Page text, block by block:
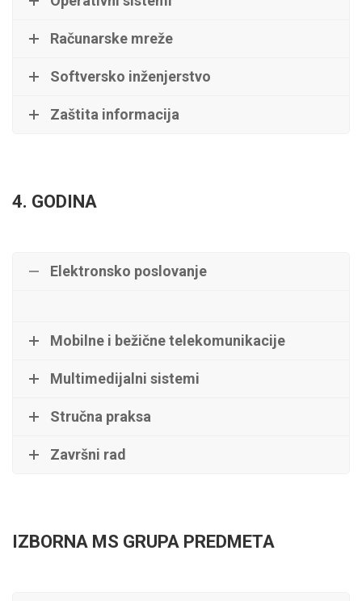
Računarske mreže
Softversko inženjerstvo
Zaštita informacija
4. GODINA
Elektronsko poslovanje
Mobilne i bežične telekomunikacije
Multimedijalni sistemi
Stručna praksa
Završni rad
IZBORNA MS GRUPA PREDMETA